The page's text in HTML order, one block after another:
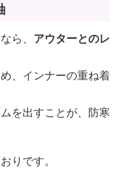
ら、 アウターとのレ
、インナーの重ね着
を出すことが、防寒
りです。